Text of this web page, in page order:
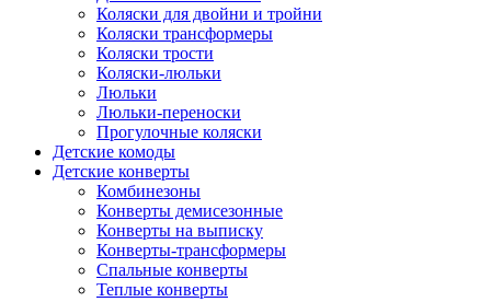
Коляски для двойни и тройни
Коляски трансформеры
Коляски трости
Коляски-люльки
Люльки
Люльки-переноски
Прогулочные коляски
Детские комоды
Детские конверты
Комбинезоны
Конверты демисезонные
Конверты на выписку
Конверты-трансформеры
Спальные конверты
Теплые конверты